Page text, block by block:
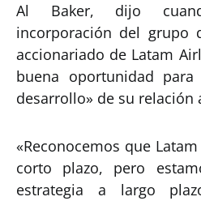
Al Baker, dijo
incorporación del grupo
accionariado de Latam
buena oportunidad
desarrollo» de su relación
«Reconocemos que
corto plazo, pero
estrategia a largo